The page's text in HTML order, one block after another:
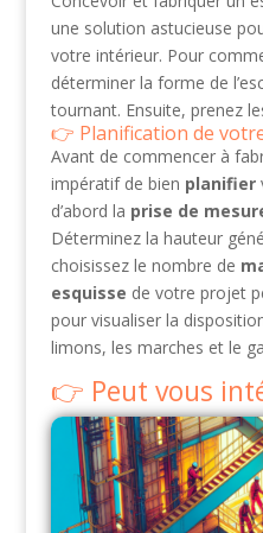
une solution astucieuse
votre intérieur. Pour
déterminer la forme de
tournant. Ensuite, prenez
Planification de
Avant de commencer à
impératif de bien planifier
d’abord la prise de
Déterminez la hauteur
choisissez le nombre de
esquisse de votre projet
pour visualiser la
limons, les marches et le
Peut vous